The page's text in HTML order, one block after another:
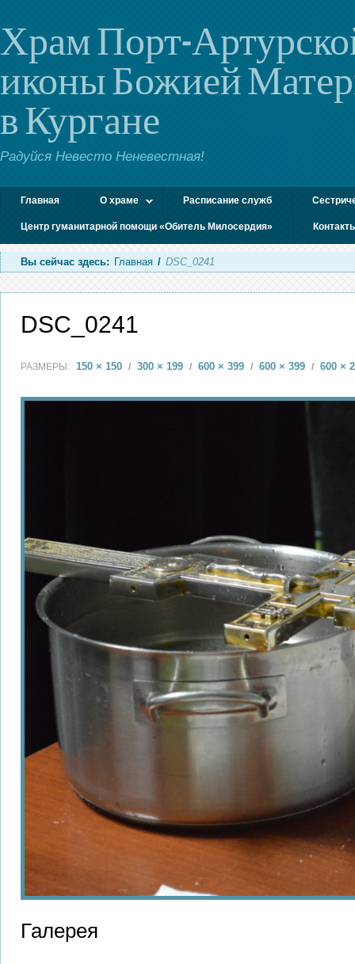
Храм Порт-
иконы Божией
в Кургане
Радуйся Невесто Неневестная!
Главная О храме Расписание служб
Центр гуманитарной помощи «Обитель Милосердия»
Вы сейчас здесь: Главная / DSC_0241
DSC_0241
РАЗМЕРЫ: 150 × 150 / 300 × 199 / 600 × 399 / 600 × 399 / 600 ×
Галерея